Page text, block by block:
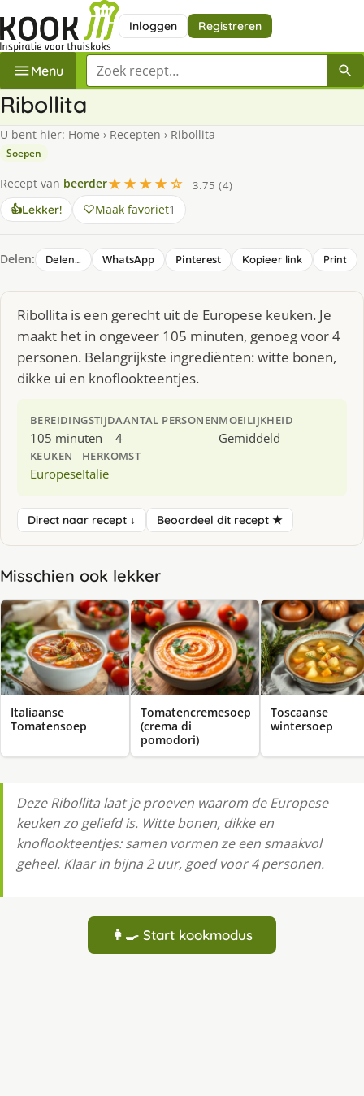
Inloggen Registreren
Menu Zoek een recept
Ribollita
U bent hier: Home › Recepten › Ribollita
Soepen
Recept van beerder★★★★☆
3.75 (4)
👍Lekker! Maak favoriet1
Delen: Delen… WhatsApp Pinterest Kopieer link Print
Ribollita is een gerecht uit de Europese keuken. Je
maakt het in ongeveer 105 minuten, genoeg voor 4
personen. Belangrijkste ingrediënten: witte bonen,
dikke ui en knoflookteentjes.
BEREIDINGSTIJD
105 minuten
AANTAL PERSONEN
4
MOEILIJKHEID
Gemiddeld
KEUKEN
Europese
HERKOMST
Italie
Direct naar recept ↓ Beoordeel dit recept ★
Misschien ook lekker
Italiaanse
Tomatensoep
Tomatencremesoep
(crema di
pomodori)
Toscaanse
wintersoep
Deze Ribollita laat je proeven waarom de Europese
keuken zo geliefd is. Witte bonen, dikke en
knoflookteentjes: samen vormen ze een smaakvol
geheel. Klaar in bijna 2 uur, goed voor 4 personen.
👩‍🍳 Start kookmodus